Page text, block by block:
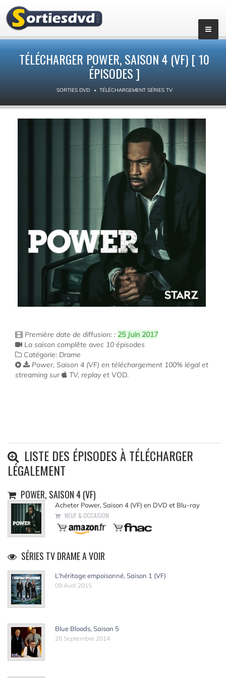
TÉLÉCHARGER POWER, SAISON 4 (VF) [ 10
ÉPISODES ]
SORTIES DVD TÉLÉCHARGEMENT SÉRIES TV
Première date de diffusion: : 25 Juin 2017
La saison complête avec 10 épisodes
Catégorie: Drame
Power, Saison 4 (VF) en téléchargement 100% légal et
streaming sur
TV, replay et VOD.
LISTE DES ÉPISODES À TÉLÉCHARGER
LÉGALEMENT
POWER, SAISON 4 (VF)
Acheter Power, Saison 4 (VF) en DVD et Blu-ray
NEUF & OCCASION
SÉRIES TV DRAME A VOIR
L'héritage empoisonné, Saison 1 (VF)
09 Avril 2015
Blue Bloods, Saison 5
26 Septembre 2014